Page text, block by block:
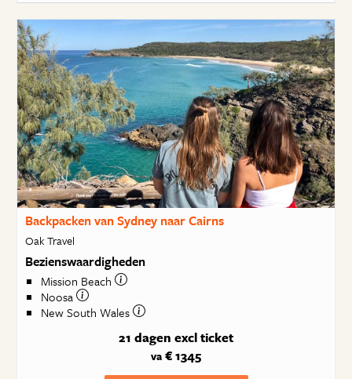
Backpacken van Sydney naar Cairns
Oak Travel
Bezienswaardigheden
Mission Beach
Noosa
New South Wales
21 dagen excl ticket
va € 1345